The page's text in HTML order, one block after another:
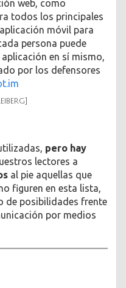
web, como
todos los principales
móvil para
persona puede
en sí mismo,
por los defensores
pero hay
lectores a
al pie aquellas que
figuren en esta lista,
de posibilidades frente
por medios